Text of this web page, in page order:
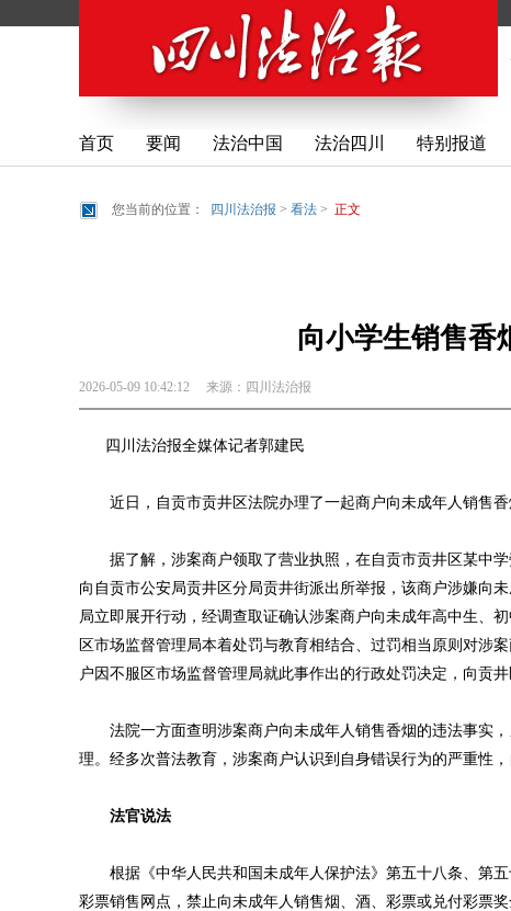
首页 要闻 法治中国 法治四川 特别报道
您当前的位置： 四川法治报 > 看法 > 正文
向小学生销售香
2026-05-09 10:42:12 来源： 四川法治报
四川法治报全媒体记者郭建民
近日，自贡市贡井区法院办理了一起商户向未成年人销售香
据了解，涉案商户领取了营业执照，在自贡市贡井区某中学
向自贡市公安局贡井区分局贡井街派出所举报，该商户涉嫌向
局立即展开行动，经调查取证确认涉案商户向未成年高中生、
区市场监督管理局本着处罚与教育相结合、过罚相当原则对涉
户因不服区市场监督管理局就此事作出的行政处罚决定，向贡井
法院一方面查明涉案商户向未成年人销售香烟的违法事实，
理。经多次普法教育，涉案商户认识到自身错误行为的严重性
法官说法
根据《中华人民共和国未成年人保护法》第五十八条、第五
彩票销售网点，禁止向未成年人销售烟、酒、彩票或兑付彩票